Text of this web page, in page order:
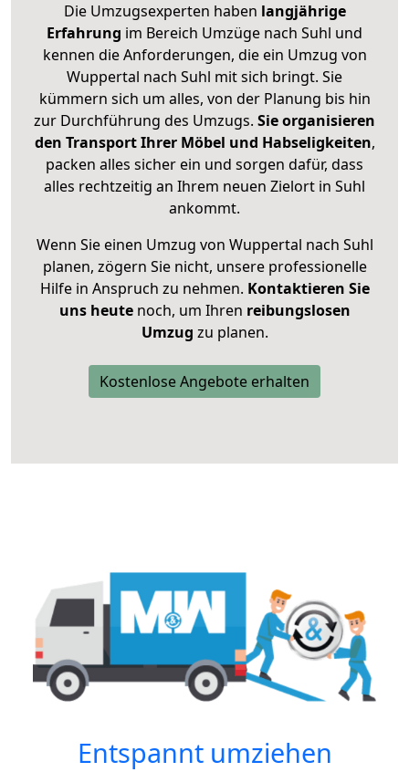
Die Umzugsexperten haben langjährige
Erfahrung im Bereich Umzüge nach Suhl und
kennen die Anforderungen, die ein Umzug von
Wuppertal nach Suhl mit sich bringt. Sie
kümmern sich um alles, von der Planung bis hin
zur Durchführung des Umzugs. Sie organisieren
den Transport Ihrer Möbel und Habseligkeiten,
packen alles sicher ein und sorgen dafür, dass
alles rechtzeitig an Ihrem neuen Zielort in Suhl
ankommt.
Wenn Sie einen Umzug von Wuppertal nach Suhl
planen, zögern Sie nicht, unsere professionelle
Hilfe in Anspruch zu nehmen. Kontaktieren Sie
uns heutenoch, um Ihren reibungslosen
Umzug zu planen.
Kostenlose Angebote erhalten
Entspannt umziehen